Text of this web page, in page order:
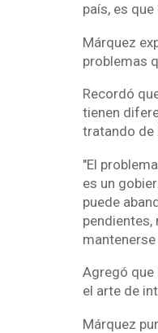
país, es
Márquez
problemas
Recordó
tienen
tratando de
"El
es un
puede
pendientes,
Agregó que
el arte de
Márquez